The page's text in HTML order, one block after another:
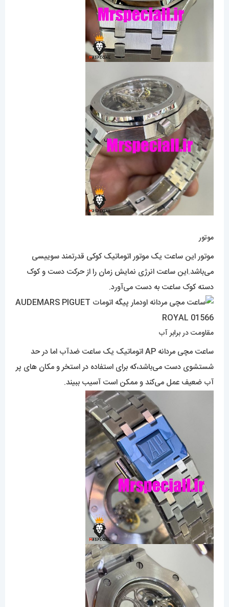
موتور
موتور این ساعت یک موتور اتوماتیک کوکی قدرتمند سوییسی
می‌باشد.این ساعت انرژی نمایش زمان را از حرکت دست و کوک
دسته کوک ساعت به دست می‌آورد.
مقاومت در برابر آب
ساعت مچی مردانه AP اتوماتیک یک ساعت ضدآب اما در حد
شستشوی دست می‌باشد،که برای استفاده در استخر و مکان های پر
آب ضعیف عمل می‌کند و ممکن است آسیب ببیند.